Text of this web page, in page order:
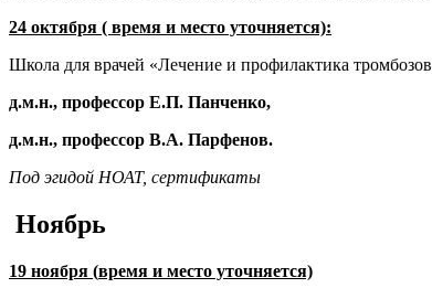
24 октября ( время и место уточняется):
Школа для врачей «Лечение и профилактика тромбозов
д.м.н., профессор Е.П. Панченко,
д.м.н., профессор В.А. Парфенов.
Под эгидой НОАТ, сертификаты
Ноябрь
19 ноября (время и место уточняется)